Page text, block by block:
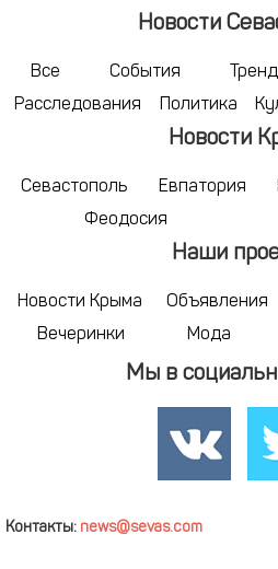
Новости
Все События
Расследования
Политика
Новости
Севастополь Евпатория
Феодосия
Наши
Новости Крыма Объявления
Вечеринки
Мода
Мы в
Контакты: news@sevas.com